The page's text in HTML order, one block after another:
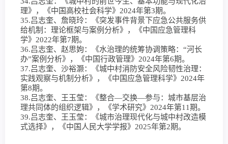
理》，《中国高校社会科学》2024年第3期。
35.吕志奎、詹晓玲：《突发事件背景下应急公共服务供
给机制：理论框架与案例分析》，《中国应急管理科
学》2022年第7期。
36.吕志奎、赵思姁：《水治理的统筹协调策略：“河长
办”案例分析》，《中国行政管理》2024年第6期。
37.吕志奎、沙裕灏：《城中村消防安全风险韧性治理：
实践观察与机制分析》，《中国应急管理科学》2024年
第8期。
38.吕志奎、王玉莹：《整合—交换—参与：城市基层治
理共同体的组织逻辑》，《学术研究》2024年第11期。
39.吕志奎、王玉莹：《城市治理现代化与城中村改造模
式选择》，《中国人民大学学报》2025年第2期。